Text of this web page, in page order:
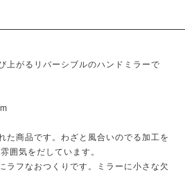
上がるリバーシブルのハンドミラーで
た商品です。わざと風合いのでる加工を
囲気をだしています。
ラフなおつくりです。ミラーに小さな欠